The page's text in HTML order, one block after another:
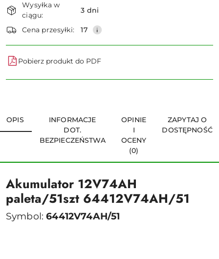
i
dostawa
Wysyłka w
ciągu:
3 dni
Cena przesyłki: 17
Pobierz produkt do PDF
OPIS
INFORMACJE
DOT.
BEZPIECZEŃSTWA
OPINIE
I
OCENY
(0)
ZAPYTAJ O
DOSTĘPNOŚĆ
Akumulator 12V74AH
paleta/51szt 64412V74AH/51
Symbol:64412V74AH/51